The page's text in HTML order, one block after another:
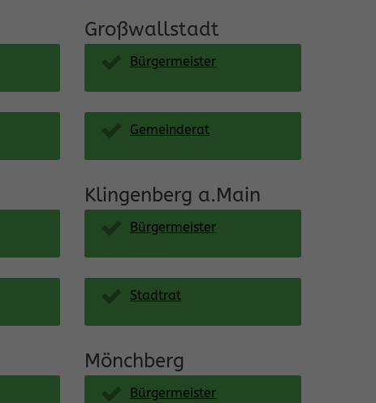
Großwallstadt
Bürgermeister
Gemeinderat
Klingenberg a.Main
Bürgermeister
Stadtrat
Mönchberg
Bürgermeister